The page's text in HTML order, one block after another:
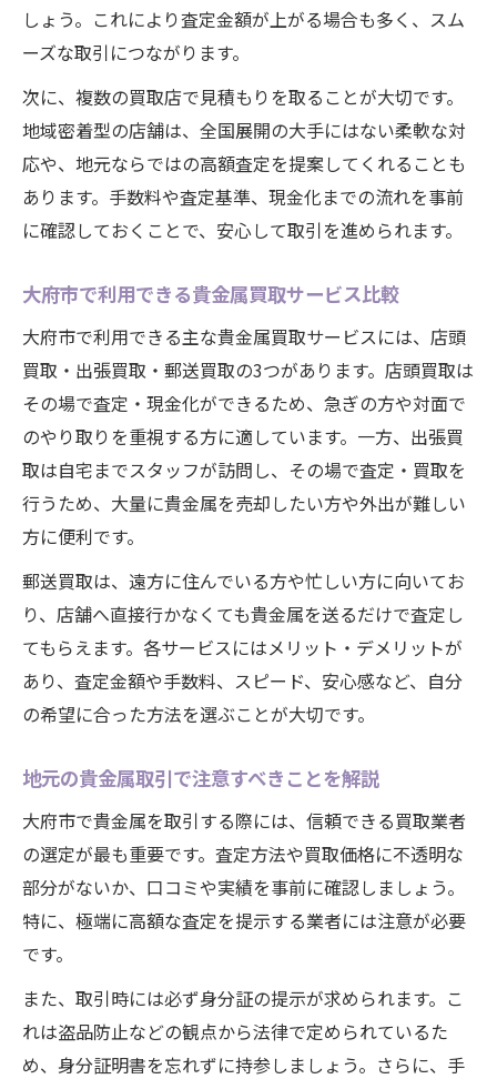
しょう。これにより査定金額が上がる場合も多く、スム
ーズな取引につながります。
次に、複数の買取店で見積もりを取ることが大切です。
地域密着型の店舗は、全国展開の大手にはない柔軟な対
応や、地元ならではの高額査定を提案してくれることも
あります。手数料や査定基準、現金化までの流れを事前
に確認しておくことで、安心して取引を進められます。
大府市で利用できる貴金属買取サービス比較
大府市で利用できる主な貴金属買取サービスには、店頭
買取・出張買取・郵送買取の3つがあります。店頭買取は
その場で査定・現金化ができるため、急ぎの方や対面で
のやり取りを重視する方に適しています。一方、出張買
取は自宅までスタッフが訪問し、その場で査定・買取を
行うため、大量に貴金属を売却したい方や外出が難しい
方に便利です。
郵送買取は、遠方に住んでいる方や忙しい方に向いてお
り、店舗へ直接行かなくても貴金属を送るだけで査定し
てもらえます。各サービスにはメリット・デメリットが
あり、査定金額や手数料、スピード、安心感など、自分
の希望に合った方法を選ぶことが大切です。
地元の貴金属取引で注意すべきことを解説
大府市で貴金属を取引する際には、信頼できる買取業者
の選定が最も重要です。査定方法や買取価格に不透明な
部分がないか、口コミや実績を事前に確認しましょう。
特に、極端に高額な査定を提示する業者には注意が必要
です。
また、取引時には必ず身分証の提示が求められます。こ
れは盗品防止などの観点から法律で定められているた
め、身分証明書を忘れずに持参しましょう。さらに、手